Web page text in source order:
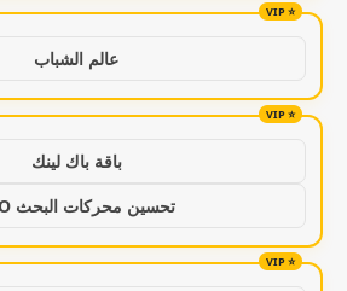
عالم الشباب
باقة باك لينك
تحسين محركات البحث SEO